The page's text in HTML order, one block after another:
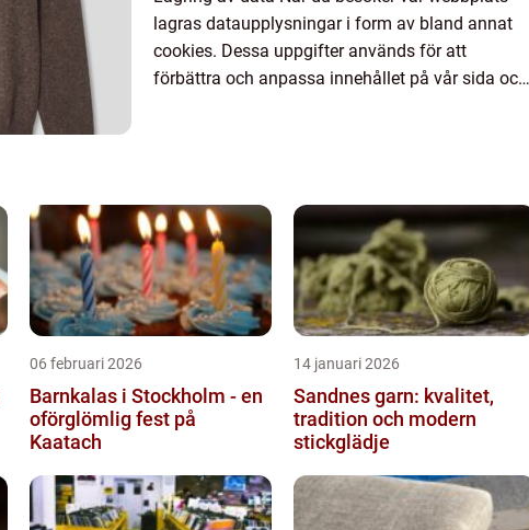
lagras dataupplysningar i form av bland annat
cookies. Dessa uppgifter används för att
förbättra och anpassa innehållet på vår sida och
06 februari 2026
Barnkalas i Stockholm - en
oförglömlig fest på
Kaatach
14 januari 2026
Sandnes garn: kvalitet,
tradition och modern
stickglädje